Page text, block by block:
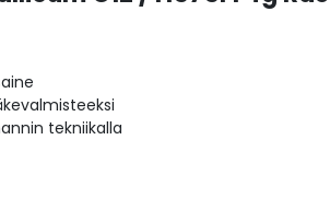
tekniikalla